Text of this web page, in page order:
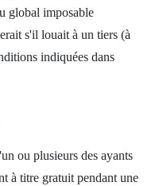
global imposable
s'il louait à un tiers (à
indiquées dans
ou plusieurs des ayants
à titre gratuit pendant une